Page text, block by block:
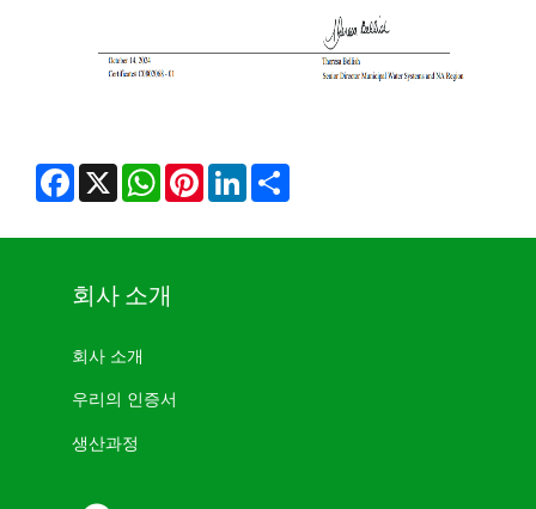
Facebook
X WhatsAppPinterestLinkedInShare
회사 소개
회사 소개
우리의 인증서
생산과정